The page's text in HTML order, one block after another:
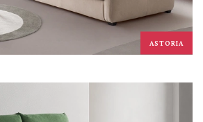
ASTORIA